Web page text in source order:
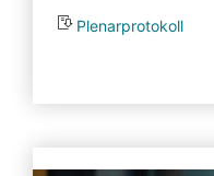
Plenarprotokoll